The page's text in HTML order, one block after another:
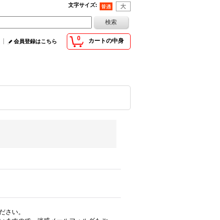
文字サイズ:
0 カートの中身
会員登録はこちら
さい。